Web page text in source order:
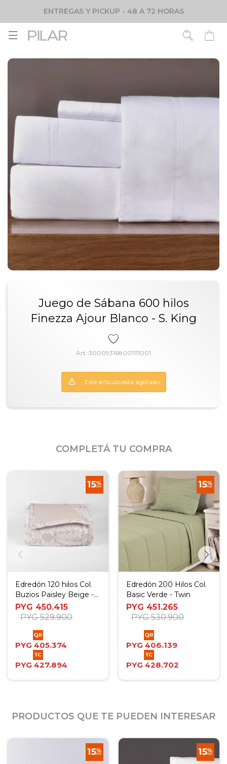
ENTREGAS Y PICKUP - 48 A 72 HORAS

Juego de Sábana 600 hilos
Finezza Ajour Blanco - S. King
300093168001111001
Este artículo está agotado.
COMPLETÁ TU COMPRA
Edredón 120 hilos Col.
Buzios Paisley Beige -
King- Super King
PYG 450.415
PYG 529.900
PYG 405.374
PYG 427.894
Edredón 200 Hilos Col.
Basic Verde - Twin
PYG 451.265
PYG 530.900
PYG 406.139
PYG 428.702
PRODUCTOS QUE TE PUEDEN INTERESAR